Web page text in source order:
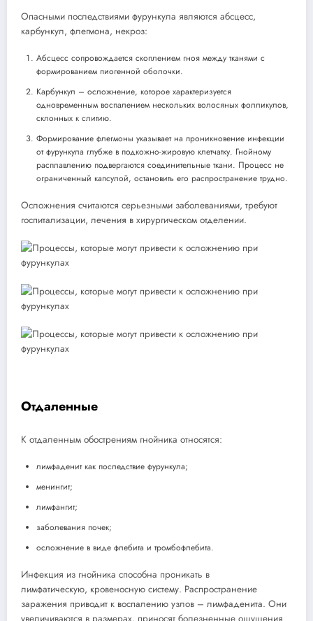
Опасными последствиями фурункула являются абсцесс,
карбункул, флегмона, некроз:
Абсцесс сопровождается скоплением гноя между тканями с
формированием пиогенной оболочки.
Карбункул – осложнение, которое характеризуется
одновременным воспалением нескольких волосяных фолликулов,
склонных к слитию.
Формирование флегмоны указывает на проникновение инфекции
от фурункула глубже в подкожно-жировую клетчатку. Гнойному
расплавлению подвергаются соединительные ткани. Процесс не
ограниченный капсулой, остановить его распространение трудно.
Осложнения считаются серьезными заболеваниями, требуют
госпитализации, лечения в хирургическом отделении.
Отдаленные
К отдаленным обострениям гнойника относятся:
лимфаденит как последствие фурункула;
менингит;
лимфангит;
заболевания почек;
осложнение в виде флебита и тромбофлебита.
Инфекция из гнойника способна проникать в
лимфатическую, кровеносную систему. Распространение
заражения приводит к воспалению узлов – лимфаденита. Они